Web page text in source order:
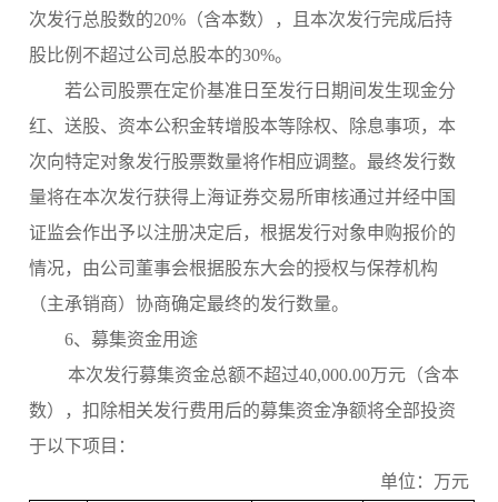
次发行总股数的20%（含本数），且本次发行完成后持
股比例不超过公司总股本的30%。
若公司股票在定价基准日至发行日期间发生现金分
红、送股、资本公积金转增股本等除权、除息事项，本
次向特定对象发行股票数量将作相应调整。最终发行数
量将在本次发行获得上海证券交易所审核通过并经中国
证监会作出予以注册决定后，根据发行对象申购报价的
情况，由公司董事会根据股东大会的授权与保荐机构
（主承销商）协商确定最终的发行数量。
6、募集资金用途
本次发行募集资金总额不超过40,000.00万元（含本
数），扣除相关发行费用后的募集资金净额将全部投资
于以下项目：
单位：万元